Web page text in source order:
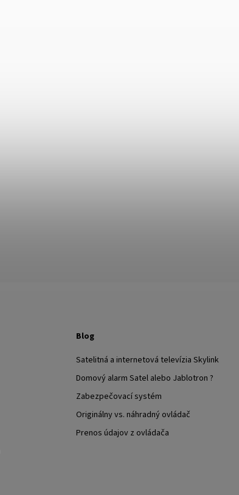
Blog
Satelitná a internetová televízia Skylink
Domový alarm Satel alebo Jablotron ?
Zabezpečovací systém
Originálny vs. náhradný ovládač
Prenos údajov z ovládača